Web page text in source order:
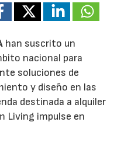
han suscrito un
nacional para
soluciones de
y diseño en las
destinada a alquiler
Living impulse en